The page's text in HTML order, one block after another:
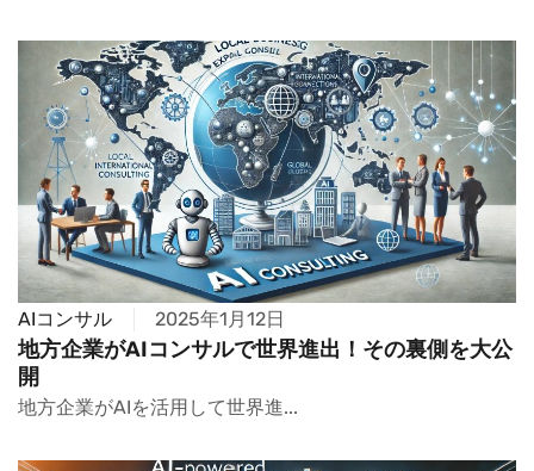
AIコンサル 2025年1月12日
地方企業がAIコンサルで世界進出！その裏側を大公
開
地方企業がAIを活用して世界進...